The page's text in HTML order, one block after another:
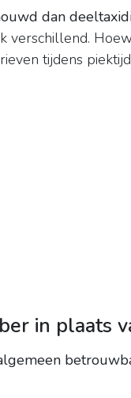
dan
verschillend.
tijdens
in plaats